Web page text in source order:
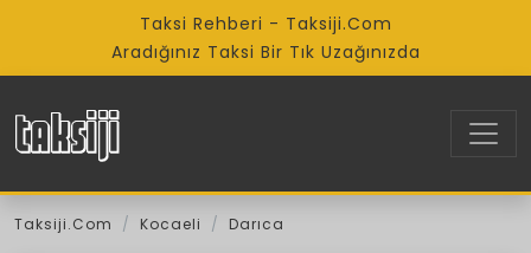
Taksi Rehberi - Taksiji.Com
Aradığınız Taksi Bir Tık Uzağınızda
Taksiji.Com Kocaeli Darıca